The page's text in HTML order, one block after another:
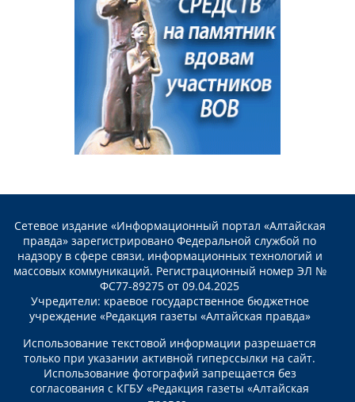
Сетевое издание «Информационный портал «Алтайская
правда» зарегистрировано Федеральной службой по
надзору в сфере связи, информационных технологий и
массовых коммуникаций. Регистрационный номер ЭЛ №
ФС77-89275 от 09.04.2025
Учредители: краевое государственное бюджетное
учреждение «Редакция газеты «Алтайская правда»
Использование текстовой информации разрешается
только при указании активной гиперссылки на сайт.
Использование фотографий запрещается без
согласования с КГБУ «Редакция газеты «Алтайская